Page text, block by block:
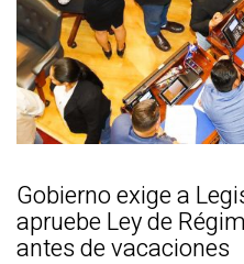
Gobierno exige a
apruebe Ley de
antes de vacaciones